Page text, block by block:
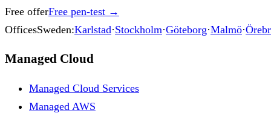
Free offerFree pen-test →
OfficesSweden:Karlstad·Stockholm·Göteborg·Malmö·
Managed Cloud
Managed Cloud Services
Managed AWS